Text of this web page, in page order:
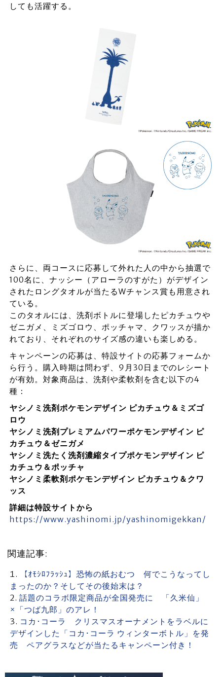
しても活躍する。
さらに、両コースに応募して外れた人の中から抽選で
100名に、ナッシー（アローラのすがた）がデザイン
されたロングタオルが当たるWチャンス賞も用意され
ている。
このタオルには、洗剤ボトルに登場したピカチュウや
ゼニガメ、ミズゴロウ、ポッチャマ、クワッスが描か
れており、それぞれのサイズ感の違いも楽しめる。
キャンペーンの応募は、特設サイトの応募フォームか
ら行う。購入時期は問わず、9月30日までのレシート
が有効。対象商品は、洗剤や柔軟剤を含む以下の4
種：
ヤシノミ洗剤ポケモンデザイン ピカチュウ＆ミズゴ
ロウ
ヤシノミ洗剤プレミアムパワーポケモンデザイン ピ
カチュウ＆ゼニガメ
ヤシノミ洗たく洗剤濃縮タイプポケモンデザイン ピ
カチュウ＆ポッチャ
ヤシノミ柔軟剤ポケモンデザイン ピカチュウ＆クワ
ッス
詳細は特設サイトから
https://www.yashinomi.jp/yashinomigekkan/
関連記事:
【ｵﾓｼﾛﾌﾗｯｼｭ】恐怖の紙おむつ 何でこうなってし
まったのか？そしてその後始末は？
話題のコラボ限定商品が全国発売に 「久米仙」
×「つば九郎」のアレ！
コカ･コーラ クリスマスオーナメントをラベルに
デザインした「コカ･コーラ ウィンターボトル」を発
売 ペアグラスなどが当たるキャンペーン付き！